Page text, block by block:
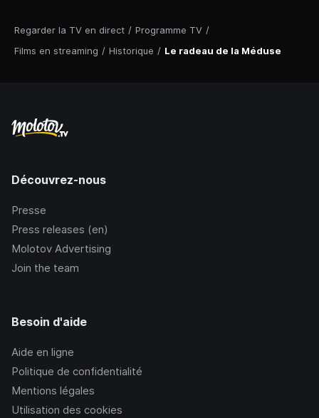
Regarder la TV en direct / Programme TV /
Films en streaming / Historique / Le radeau de la Méduse
Découvrez-nous
Presse
Press releases (en)
Molotov Advertising
Join the team
Besoin d'aide
Aide en ligne
Politique de confidentialité
Mentions légales
Utilisation des cookies